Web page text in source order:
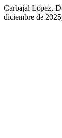
Carbajal López,
diciembre de